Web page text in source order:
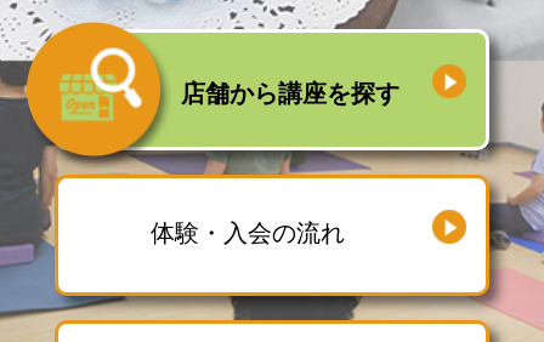
店舗から講座を探す
体験・入会の流れ